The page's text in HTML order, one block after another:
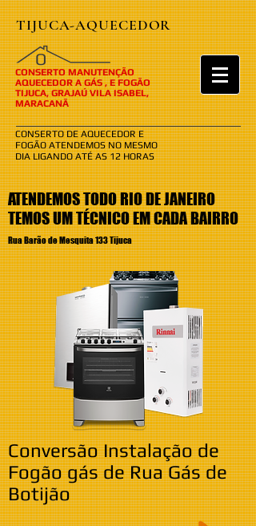
TIJUCA-AQUECEDOR
​​O
CONSERTO MANUTENÇÃO
AQUECEDOR A GÁS , E FOGÃO
TIJUCA, GRAJAÚ VILA ISABEL,
MARACANÃ
CONSERTO DE AQUECEDOR E
FOGÃO ATENDEMOS NO MESMO
DIA LIGANDO ATÉ AS 12 HORAS
ATENDEMOS TODO RIO DE JANEIRO
TEMOS UM TÉCNICO EM CADA BAIRRO
Rua Barão de Mesquita 133 Tijuca
Conversão Instalação de
Fogão gás de Rua Gás de
Botijão